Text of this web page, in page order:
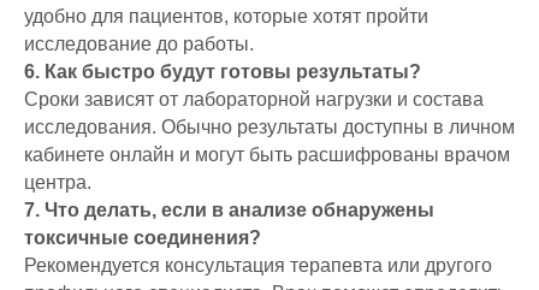
удобно для пациентов, которые хотят пройти
исследование до работы.
6. Как быстро будут готовы результаты?
Сроки зависят от лабораторной нагрузки и состава
исследования. Обычно результаты доступны в личном
кабинете онлайн и могут быть расшифрованы врачом
центра.
7. Что делать, если в анализе обнаружены
токсичные соединения?
Рекомендуется консультация терапевта или другого